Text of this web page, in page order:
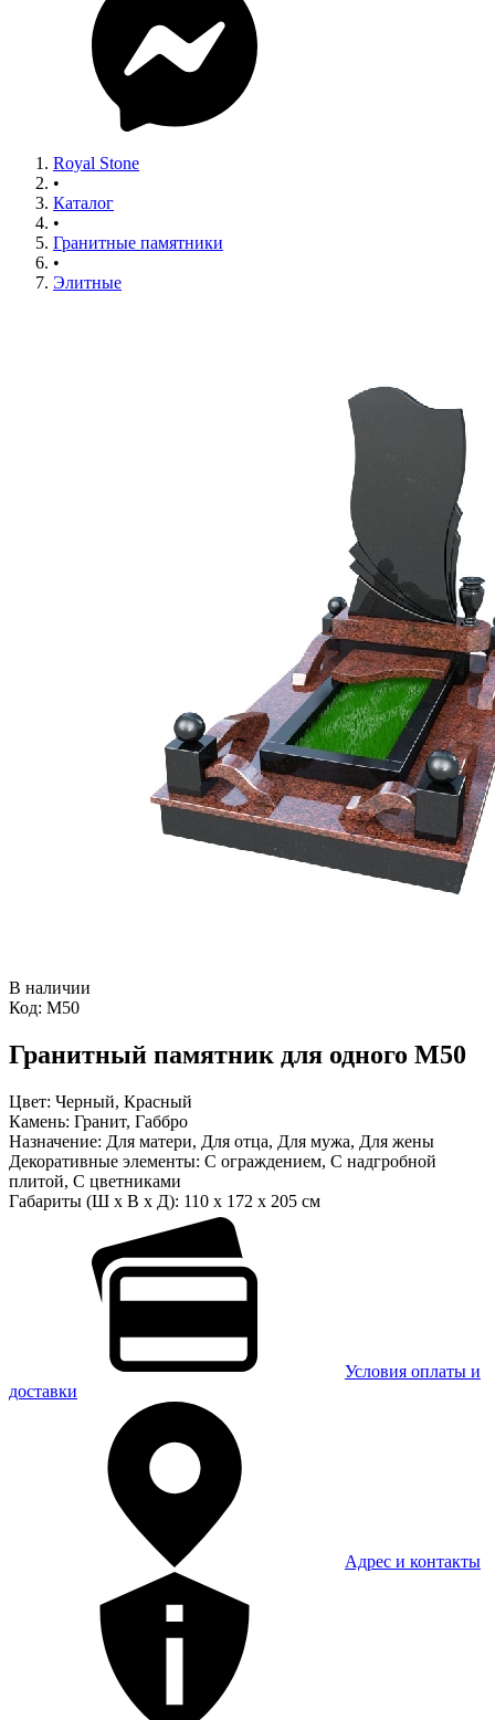
Royal Stone
•
Каталог
•
Гранитные памятники
•
Элитные
В наличии
Код: М50
Гранитный памятник для одного М50
Цвет: Черный, Красный
Камень: Гранит, Габбро
Назначение: Для матери, Для отца, Для мужа, Для жены
Декоративные элементы: С ограждением, С надгробной
плитой, С цветниками
Габариты (Ш x В x Д): 110 x 172 x 205 см
Условия оплаты и
доставки
Адрес и контакты